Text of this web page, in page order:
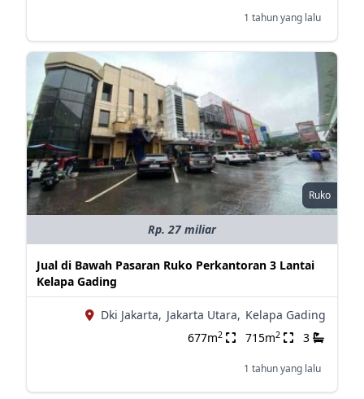
1 tahun yang lalu
Ruko
Rp. 27 miliar
Jual di Bawah Pasaran Ruko Perkantoran 3 Lantai
Kelapa Gading
Dki Jakarta, Jakarta Utara, Kelapa Gading
677m2 715m2 3
1 tahun yang lalu